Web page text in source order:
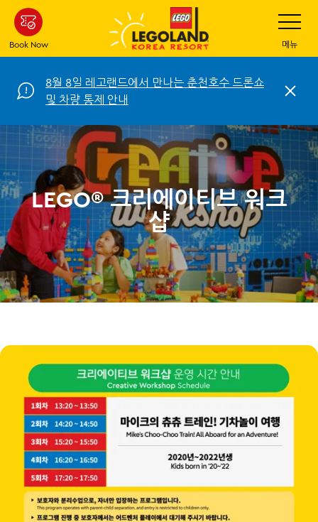
Skip
main
content
Book Now
Toggle
메뉴
8월 8일 레고랜드에서 만나는 춘천호수 드론쇼
및 차량 통제 안내
C
o
LEGO® 크리에이티브 워크
샵